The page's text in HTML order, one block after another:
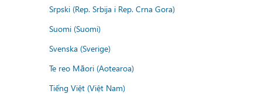
Srpski (Rep. Srbija i Rep. Crna Gora)
Suomi (Suomi)
Svenska (Sverige)
Te reo Māori (Aotearoa)
Tiếng Việt (Việt Nam)